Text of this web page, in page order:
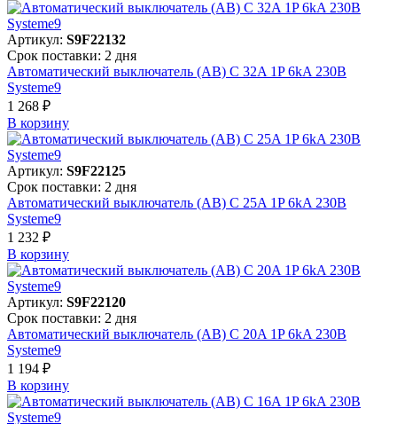
Артикул: S9F22132
Срок поставки: 2 дня
Автоматический выключатель (АВ) C 32A 1P 6kA 230В
Systeme9
1 268 ₽
В корзинy
Артикул: S9F22125
Срок поставки: 2 дня
Автоматический выключатель (АВ) C 25A 1P 6kA 230В
Systeme9
1 232 ₽
В корзинy
Артикул: S9F22120
Срок поставки: 2 дня
Автоматический выключатель (АВ) C 20A 1P 6kA 230В
Systeme9
1 194 ₽
В корзинy